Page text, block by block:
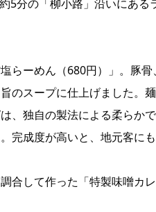
約5分の「柳小路」沿いにあ
らーめん（680円）」。豚
のスープに仕上げました。
、独自の製法による柔らか
完成度が高いと、地元客に
合して作った「特製味噌カ